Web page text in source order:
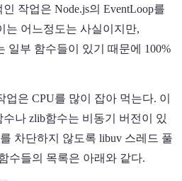
작업은 Node.js의 EventLoop를
는 어느정도는 사실이지만,
일부 함수들이 있기 때문에 100%
은 CPU를 많이 잡아 먹는다. 이
나 zlib함수는 비동기 버전이 있
차단하지 않도록 libuv 스레드 풀
수들의 목록은 아래와 같다.